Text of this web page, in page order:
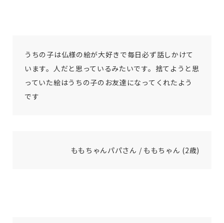
うちの子は仏様の絵が大好きで毎日必ず話しかけて
います。人だと思っているみたいです。捨てようと思
っていた絵はうちの子のお友達になってくれたよう
です
ももちゃんパパさん / ももちゃん (2歳)